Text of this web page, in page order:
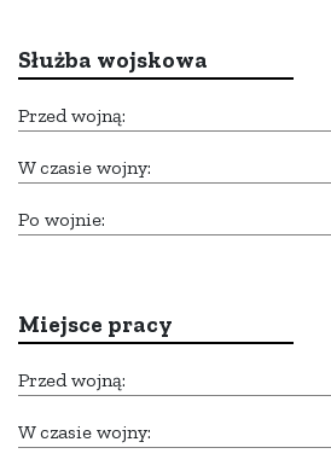
Służba wojskowa
Przed wojną:
W czasie wojny:
Po wojnie:
Miejsce pracy
Przed wojną:
W czasie wojny: